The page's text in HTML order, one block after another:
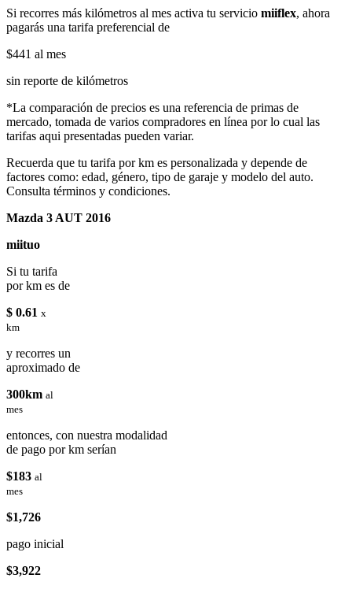
Si recorres más kilómetros al mes activa tu servicio miiflex, ahora
pagarás una tarifa preferencial de
$441 al mes
sin reporte de kilómetros
*La comparación de precios es una referencia de primas de
mercado, tomada de varios compradores en línea por lo cual las
tarifas aqui presentadas pueden variar.
Recuerda que tu tarifa por km es personalizada y depende de
factores como: edad, género, tipo de garaje y modelo del auto.
Consulta términos y condiciones.
Mazda 3 AUT 2016
miituo
Si tu tarifa
por km es de
$ 0.61 x
km
y recorres un
aproximado de
300km al
mes
entonces, con nuestra modalidad
de pago por km serían
$183 al
mes
$1,726
pago inicial
$3,922